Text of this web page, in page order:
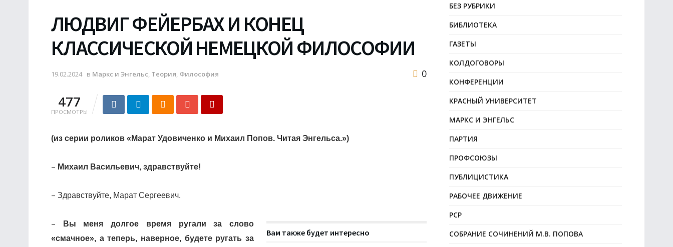
ЛЮДВИГ ФЕЙЕРБАХ И КОНЕЦ
КЛАССИЧЕСКОЙ НЕМЕЦКОЙ ФИЛОСОФИИ
19.02.2024 в Маркс и Энгельс, Теория, Философия 0
477
ПРОСМОТРЫ
(из серии роликов «Марат Удовиченко и Михаил Попов. Читая Энгельса.»)
– Михаил Васильевич, здравствуйте!
– Здравствуйте, Марат Сергеевич.
Вам также будет интересно
–
Вы меня долгое время ругали за слово
«смачное», а теперь, наверное, будете ругать за
БЕЗ РУБРИКИ
БИБЛИОТЕКА
ГАЗЕТЫ
КОЛДОГОВОРЫ
КОНФЕРЕНЦИИ
КРАСНЫЙ УНИВЕРСИТЕТ
МАРКС И ЭНГЕЛЬС
ПАРТИЯ
ПРОФСОЮЗЫ
ПУБЛИЦИСТИКА
РАБОЧЕЕ ДВИЖЕНИЕ
РСР
СОБРАНИЕ СОЧИНЕНИЙ М.В. ПОПОВА